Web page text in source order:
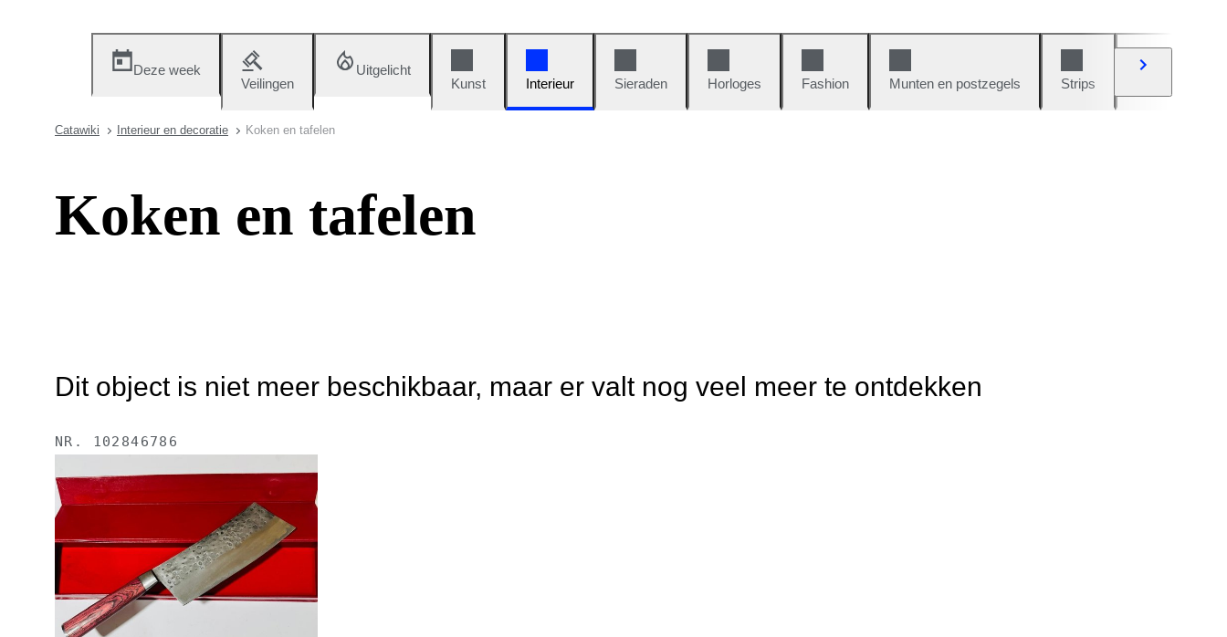
Deze week
Veilingen
Uitgelicht
Kunst
Interieur Sieraden Horloges Fashion Munten en postzegels Strips
Catawiki Interieur en decoratie Koken en tafelen
Koken en tafelen
Dit object is niet meer beschikbaar, maar er valt nog veel meer te ontdekken
NR. 102846786